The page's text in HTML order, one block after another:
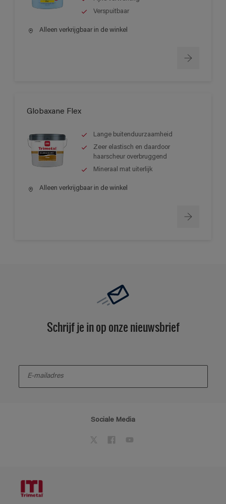
Verspuitbaar
Alleen verkrijgbaar in de winkel
Globaxane Flex
Lange buitenduurzaamheid
Zeer elastisch en daardoor
haarscheur overbruggend
Mineraal mat uiterlijk
Alleen verkrijgbaar in de winkel
Schrijf je in op onze nieuwsbrief
Sociale Media